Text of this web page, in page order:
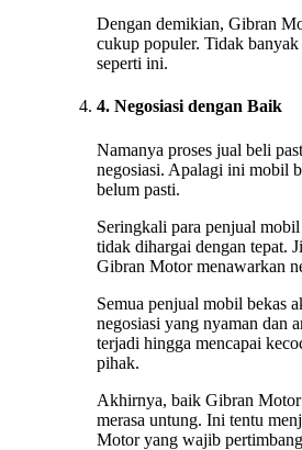
Dengan demikian, Gibran
cukup populer. Tidak
seperti ini.
4. Negosiasi dengan Baik
Namanya proses jual beli
negosiasi. Apalagi ini mobil
belum pasti.
Seringkali para penjual
tidak dihargai dengan tepat.
Gibran Motor menawarkan
Semua penjual mobil bekas
negosiasi yang nyaman dan
terjadi hingga mencapai
pihak.
Akhirnya, baik Gibran
merasa untung. Ini tentu
Motor yang wajib